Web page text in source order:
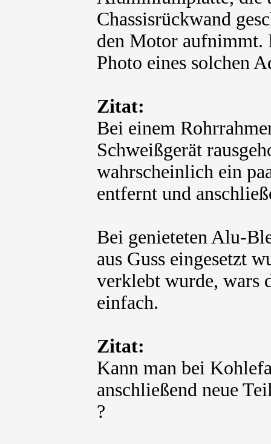
Chassisrückwand
den Motor aufnimmt.
Photo eines solchen
Zitat:
Bei einem
Schweißgerät
wahrscheinlich ein
entfernt und
Bei genieteten Alu-
aus Guss eingesetzt
verklebt wurde, wars
einfach.
Zitat:
Kann man bei
anschließend neue
?